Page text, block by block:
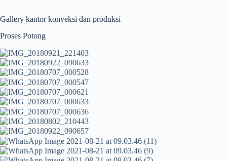
Gallery kantor konveksi dan produksi
Proses Potong